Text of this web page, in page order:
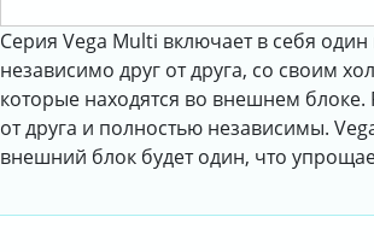
Серия Vega Multi включает в себя
независимо друг от друга, со своим
которые находятся во внешнем
от друга и полностью независимы.
внешний блок будет один, что